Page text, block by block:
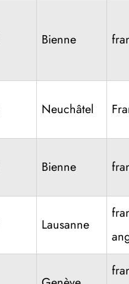
Bienne
Neuchâtel
Bienne
Lausanne